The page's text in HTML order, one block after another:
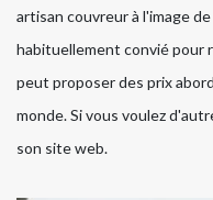
artisan couvreur à l'image
habituellement convié pour
peut proposer des prix
monde. Si vous voulez
son site web.